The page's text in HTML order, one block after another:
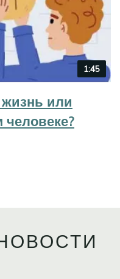
Video
duration
1:45
или
человеке?